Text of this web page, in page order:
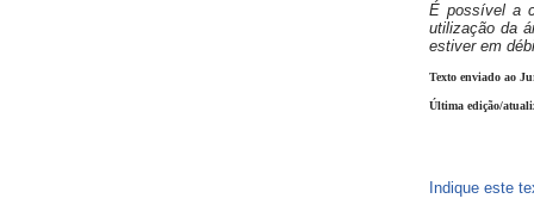
É possível a
utilização da
estiver em
Texto enviado ao
Última edição/
Indique este